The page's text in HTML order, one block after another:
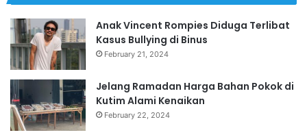
Anak Vincent Rompies Diduga Terlibat
Kasus Bullying di Binus
February 21, 2024
Jelang Ramadan Harga Bahan Pokok di
Kutim Alami Kenaikan
February 22, 2024